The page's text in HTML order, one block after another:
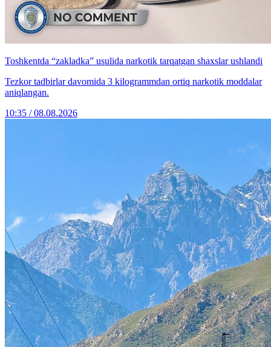
Toshkentda “zakladka” usulida narkotik tarqatgan shaxslar ushlandi
Tezkor tadbirlar davomida 3 kilogrammdan ortiq narkotik moddalar
aniqlangan.
10:35 / 08.08.2026